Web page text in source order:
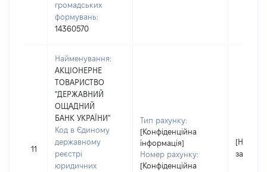
громадських
формувань:
14360570
11
Найменування:
АКЦІОНЕРНЕ
ТОВАРИСТВО
"ДЕРЖАВНИЙ
ОЩАДНИЙ
БАНК УКРАЇНИ"
Код в Єдиному
державному
реєстрі
юридичних
Тип рахунку:
[Конфіденційна
інформація]
Номер рахунку:
[Конфіденційна
[Не